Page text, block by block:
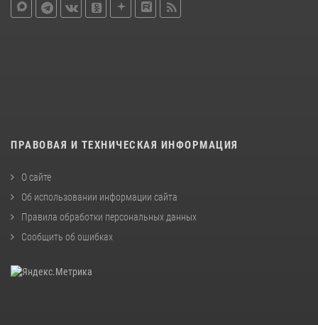
ПРАВОВАЯ И ТЕХНИЧЕСКАЯ ИНФОРМАЦИЯ
О сайте
Об использовании информации сайта
Правила обработки персональных данных
Сообщить об ошибках